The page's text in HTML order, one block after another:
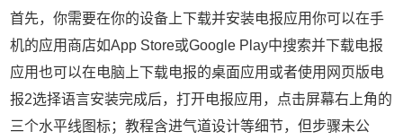
首先，你需要在你的设备上下载并安装电报应用你可以在手
机的应用商店如App Store或Google Play中搜索并下载电报
应用也可以在电脑上下载电报的桌面应用或者使用网页版电
报2选择语言安装完成后，打开电报应用，点击屏幕右上角的
三个水平线图标；教程含进气道设计等细节，但步骤未公